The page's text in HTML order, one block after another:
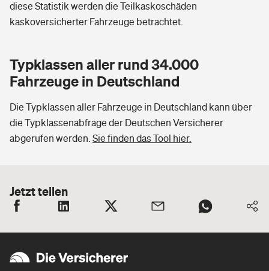
diese Statistik werden die Teilkaskoschäden
kaskoversicherter Fahrzeuge betrachtet.
Typklassen aller rund 34.000
Fahrzeuge in Deutschland
Die Typklassen aller Fahrzeuge in Deutschland kann über
die Typklassenabfrage der Deutschen Versicherer
abgerufen werden. Sie finden das Tool hier.
Jetzt teilen